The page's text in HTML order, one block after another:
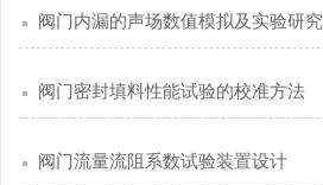
阀门内漏的声场数值模拟及实验研究
阀门密封填料性能试验的校准方法
阀门流量流阻系数试验装置设计